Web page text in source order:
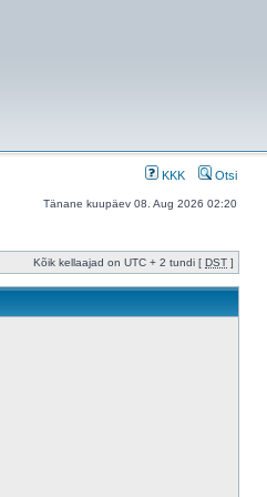
KKK Otsi
Tänane kuupäev 08. Aug 2026 02:20
Kõik kellaajad on UTC + 2 tundi [ DST ]